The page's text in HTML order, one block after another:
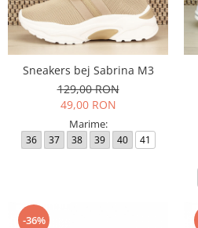
Sneakers bej Sabrina M3
129,00 RON
49,00 RON
Marime:
36 37 38 39 40 41
-36%